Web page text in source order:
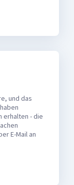
und das
erhalten - die
E-Mail an